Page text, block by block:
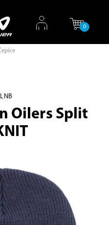
0
Oilers Split